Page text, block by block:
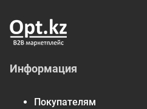
Информация
Покупателям